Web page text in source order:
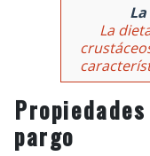
La
pargo